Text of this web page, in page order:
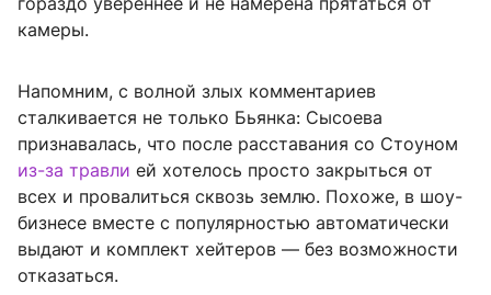
камеры.
Напомним, с волной злых комментариев
сталкивается не только Бьянка: Сысоева
признавалась, что после расставания со Стоуном
из-за травли ей хотелось просто закрыться от
всех и провалиться сквозь землю. Похоже, в шоу-
бизнесе вместе с популярностью автоматически
выдают и комплект хейтеров — без возможности
отказаться.